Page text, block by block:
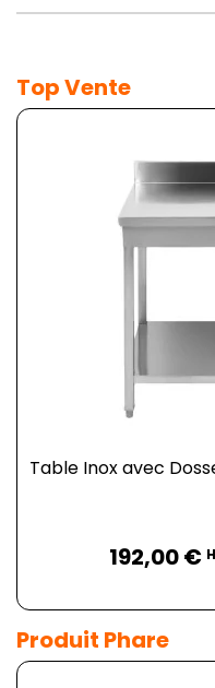
Top Vente
Table Inox avec
192,00 €
Produit Phare